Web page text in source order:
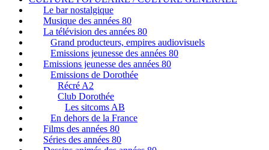
Le bar nostalgique
Musique des années 80
La télévision des années 80
Grand producteurs, empires audiovisuels
Emissions jeunesse des années 80
Emissions jeunesse des années 80
Emissions de Dorothée
Récré A2
Club Dorothée
Les sitcoms AB
En dehors de la France
Films des années 80
Séries des années 80